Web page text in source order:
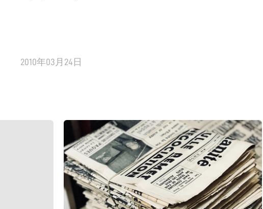
2010年03月24日